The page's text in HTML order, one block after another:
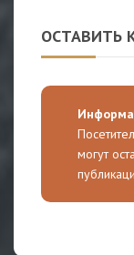
ОСТАВИТЬ
могут